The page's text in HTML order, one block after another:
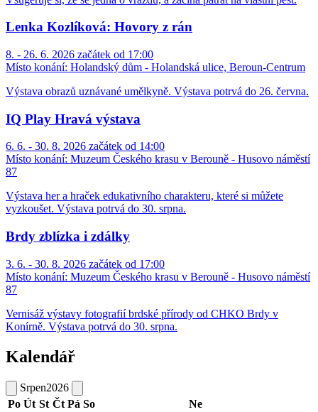
Lenka Kozlíková: Hovory z rán
8. - 26. 6. 2026 začátek od 17:00
Místo konání: Holandský dům - Holandská ulice, Beroun-Centrum
Výstava obrazů uznávané umělkyně. Výstava potrvá do 26. června.
IQ Play Hravá výstava
6. 6. - 30. 8. 2026 začátek od 14:00
Místo konání: Muzeum Českého krasu v Berouně - Husovo náměstí
87
Výstava her a hraček edukativního charakteru, které si můžete
vyzkoušet. Výstava potrvá do 30. srpna.
Brdy zblízka i zdálky
3. 6. - 30. 8. 2026 začátek od 17:00
Místo konání: Muzeum Českého krasu v Berouně - Husovo náměstí
87
Vernisáž výstavy fotografií brdské přírody od CHKO Brdy v
Konírně. Výstava potrvá do 30. srpna.
Kalendář
Srpen2026
Po Út St Čt Pá So Ne